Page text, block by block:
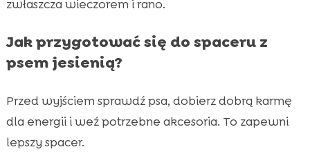
zwłaszcza wieczorem i rano.
Jak przygotować się do spaceru z
psem jesienią?
Przed wyjściem sprawdź psa, dobierz dobrą karmę
dla energii i weź potrzebne akcesoria. To zapewni
lepszy spacer.